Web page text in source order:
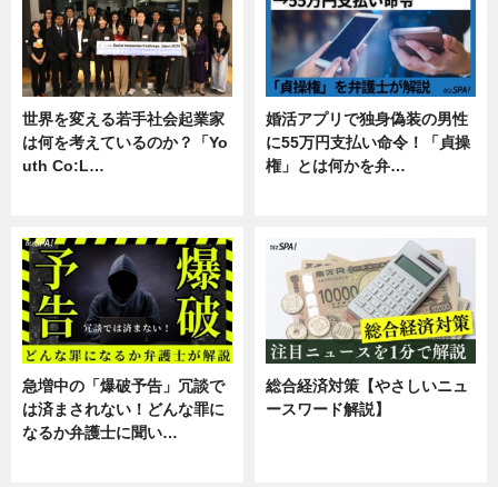
世界を変える若手社会起業家
は何を考えているのか？「Yo
uth Co:L…
婚活アプリで独身偽装の男性
に55万円支払い命令！「貞操
権」とは何かを弁…
急増中の「爆破予告」冗談で
は済まされない！どんな罪に
なるか弁護士に聞い…
総合経済対策【やさしいニュ
ースワード解説】